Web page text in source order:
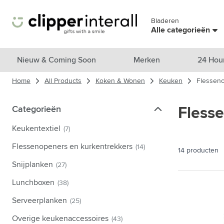
Sla menu over
Bladeren
Alle categorieën
Bekijk alle producten
Nieuw & Uitgelicht
Toon submenu voor Merken
Thema's
Drinkwaren
Toon submenu voor Drinkwaren
Tassen & Reizen
Koken & Wonen
Verzorgingsproducten
Toon submenu voor
Nieuw & Coming Soon Merken 24
Home All Products Koken & Wonen Keuken
Categorieën
Categorieën
Keukentextiel (7)
Flessenopeners en kurkentrekkers (14)
Snijplanken (27)
Lunchboxen (38)
Serveerplanken (25)
Overige keukenaccessoires (43)
14 producten